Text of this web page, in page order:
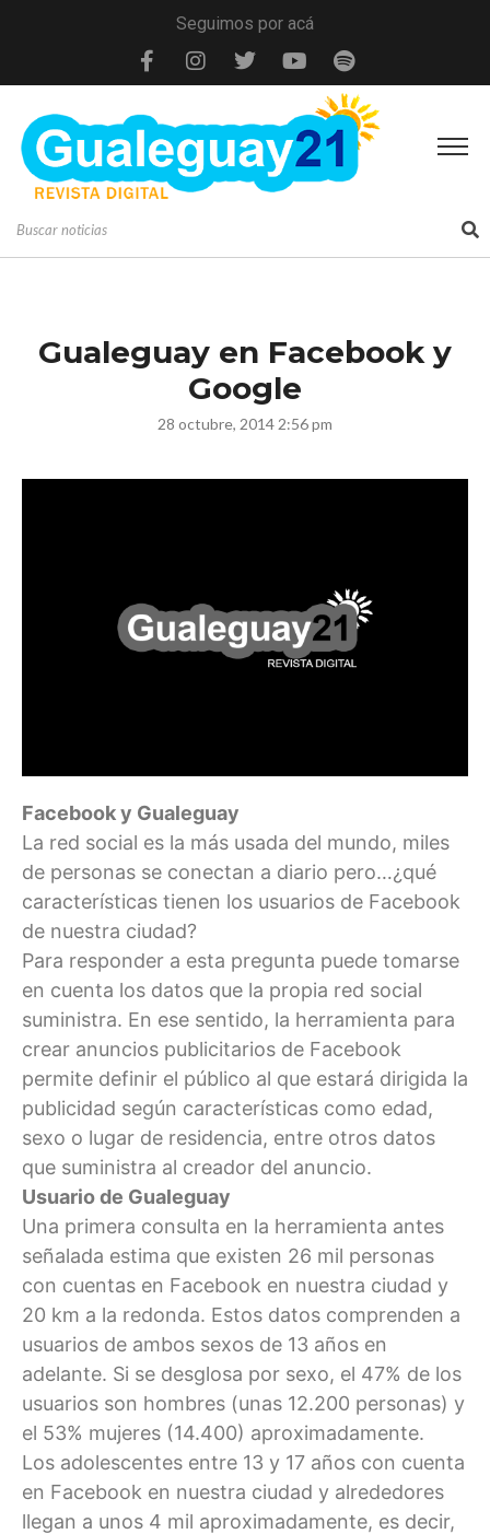
Seguimos por acá
Gualeguay en Facebook y
Google
28 octubre, 2014 2:56 pm
Facebook y Gualeguay
La red social es la más usada del mundo, miles
de personas se conectan a diario pero…¿qué
características tienen los usuarios de Facebook
de nuestra ciudad?
Para responder a esta pregunta puede tomarse
en cuenta los datos que la propia red social
suministra. En ese sentido, la herramienta para
crear anuncios publicitarios de Facebook
permite definir el público al que estará dirigida la
publicidad según características como edad,
sexo o lugar de residencia, entre otros datos
que suministra al creador del anuncio.
Usuario de Gualeguay
Una primera consulta en la herramienta antes
señalada estima que existen 26 mil personas
con cuentas en Facebook en nuestra ciudad y
20 km a la redonda. Estos datos comprenden a
usuarios de ambos sexos de 13 años en
adelante. Si se desglosa por sexo, el 47% de los
usuarios son hombres (unas 12.200 personas) y
el 53% mujeres (14.400) aproximadamente.
Los adolescentes entre 13 y 17 años con cuenta
en Facebook en nuestra ciudad y alrededores
llegan a unos 4 mil aproximadamente, es decir,